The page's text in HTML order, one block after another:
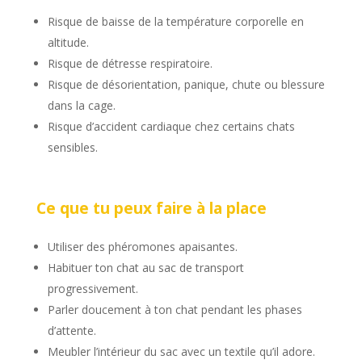
Risque de baisse de la température corporelle en
altitude.
Risque de détresse respiratoire.
Risque de désorientation, panique, chute ou blessure
dans la cage.
Risque d’accident cardiaque chez certains chats
sensibles.
Ce que tu peux faire à la place
Utiliser des phéromones apaisantes.
Habituer ton chat au sac de transport
progressivement.
Parler doucement à ton chat pendant les phases
d’attente.
Meubler l’intérieur du sac avec un textile qu’il adore.